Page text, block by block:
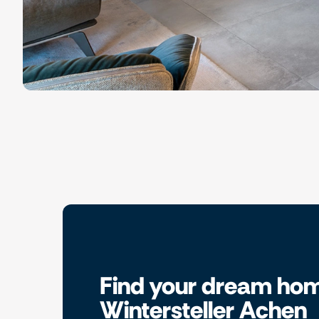
Find your dream
Wintersteller Achen